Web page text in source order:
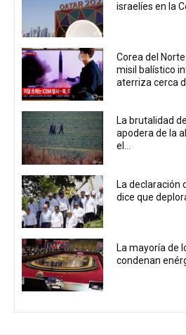
israelíes en la
Corea del
misil balístico
aterriza cerca
La brutalidad
apodera de la
el...
La declaración
dice que deplora
La mayoría de
condenan